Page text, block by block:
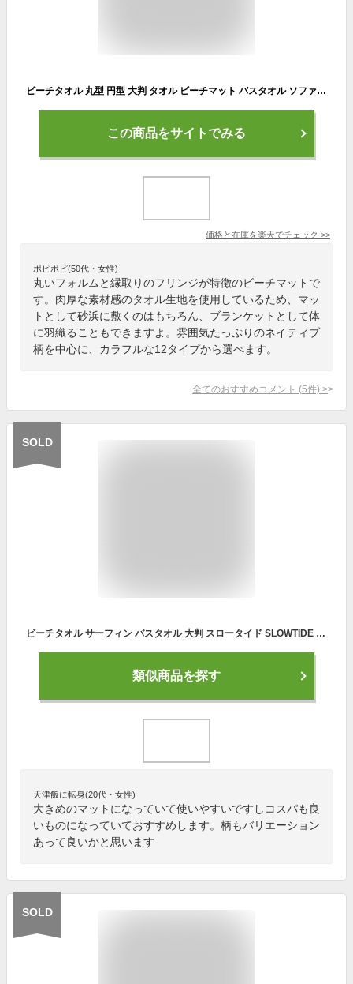
ビーチタオル 丸型 円型 大判 タオル ビーチマット バスタオル ソファ ブランケット ラグ マルチカバー 160cm 丸い おしゃれ round-t01
この商品をサイトでみる
価格と在庫を楽天でチェック >>
ポピポピ(50代・女性)
丸いフォルムと縁取りのフリンジが特徴のビーチマットで
す。肉厚な素材感のタオル生地を使用しているため、マッ
トとして砂浜に敷くのはもちろん、ブランケットとして体
に羽織ることもできますよ。雰囲気たっぷりのネイティブ
柄を中心に、カラフルな12タイプから選べます。
全てのおすすめコメント (5件) >
SOLD
ビーチタオル サーフィン バスタオル 大判 スロータイド SLOWTIDE ST-1001 SPICOLI スロウタイド フリンジ ビーチブランケット ビーチマット バスタオルブランケット 大判バスタオル 綿100% ひざ掛け 膝掛け おしゃれ ブランド 【あす楽対応】
類似商品を探す
天津飯に転身(20代・女性)
大きめのマットになっていて使いやすいですしコスパも良
いものになっていておすすめします。柄もバリエーション
あって良いかと思います
SOLD